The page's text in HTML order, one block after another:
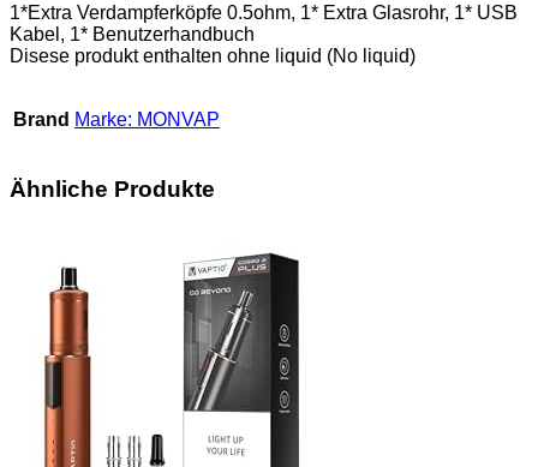
1*Extra Verdampferköpfe 0.5ohm, 1* Extra Glasrohr, 1* USB
Kabel, 1* Benutzerhandbuch
Disese produkt enthalten ohne liquid (No liquid)
Brand Marke: MONVAP
Ähnliche Produkte